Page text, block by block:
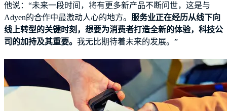
他说：“未来一段时间，将有更多新产品不断问世，这是与
Adyen的合作中最激动人心的地方。 服务业正在经历从线下向
线上转型的关键时刻，想要为消费者打造全新的体验，科技公
司的加持及其重要。 我无比期待着未来的发展。”